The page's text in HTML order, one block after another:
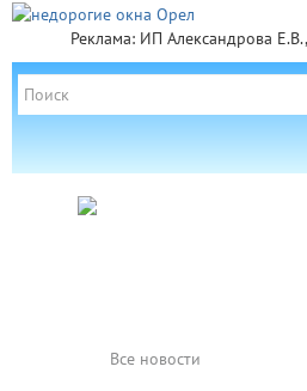
Реклама: ИП Александрова
Все новости